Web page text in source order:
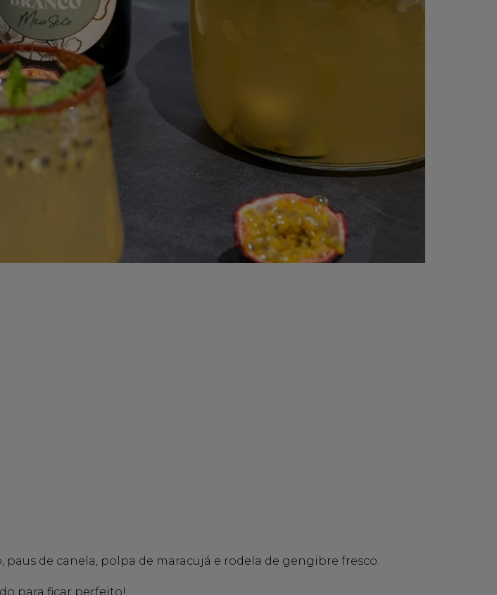
de canela, polpa de maracujá e rodela de gengibre fresco.
para ficar perfeito!